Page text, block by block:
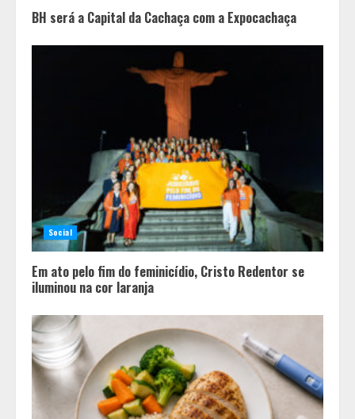
BH será a Capital da Cachaça com a Expocachaça
Social
Em ato pelo fim do feminicídio, Cristo Redentor se
iluminou na cor laranja